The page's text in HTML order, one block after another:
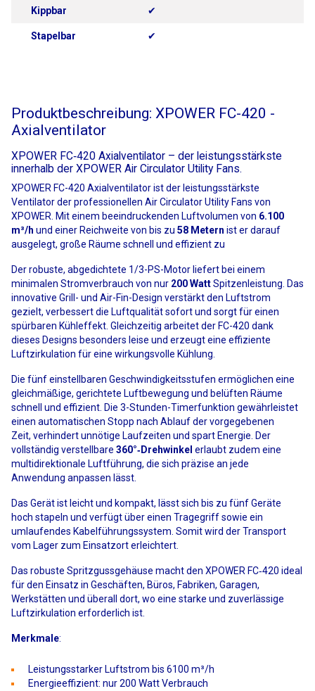
Kippbar ✔
Stapelbar ✔
Produktbeschreibung: XPOWER FC-420 -
Axialventilator
XPOWER FC‑420 Axialventilator – der leistungsstärkste
innerhalb der XPOWER Air Circulator Utility Fans.
XPOWER FC-420 Axialventilator ist der leistungsstärkste
Ventilator der professionellen Air Circulator Utility Fans von
XPOWER. Mit einem beeindruckenden Luftvolumen von 6.100
m³/h und einer Reichweite von bis zu 58 Metern ist er darauf
ausgelegt, große Räume schnell und effizient zu
Der robuste, abgedichtete 1/3-PS-Motor liefert bei einem
minimalen Stromverbrauch von nur 200 WattSpitzenleistung. Das
innovative Grill- und Air-Fin-Design verstärkt den Luftstrom
gezielt, verbessert die Luftqualität sofort und sorgt für einen
spürbaren Kühleffekt. Gleichzeitig arbeitet der FC-420 dank
dieses Designs besonders leise und erzeugt eine effiziente
Luftzirkulation für eine wirkungsvolle Kühlung.
Die fünf einstellbaren Geschwindigkeitsstufen ermöglichen eine
gleichmäßige, gerichtete Luftbewegung und belüften Räume
schnell und effizient. Die 3-Stunden-Timerfunktion gewährleistet
einen automatischen Stopp nach Ablauf der vorgegebenen
Zeit, verhindert unnötige Laufzeiten und spart Energie. Der
vollständig verstellbare 360°‑Drehwinkel erlaubt zudem eine
multidirektionale Luftführung, die sich präzise an jede
Anwendung anpassen lässt.
Das Gerät ist leicht und kompakt, lässt sich bis zu fünf Geräte
hoch stapeln und verfügt über einen Tragegriff sowie ein
umlaufendes Kabelführungssystem. Somit wird der Transport
vom Lager zum Einsatzort erleichtert.
Das robuste Spritzgussgehäuse macht den XPOWER FC‑420 ideal
für den Einsatz in Geschäften, Büros, Fabriken, Garagen,
Werkstätten und überall dort, wo eine starke und zuverlässige
Luftzirkulation erforderlich ist.
Merkmale:
Leistungsstarker Luftstrom bis 6100 m³/h
Energieeffizient: nur 200 Watt Verbrauch